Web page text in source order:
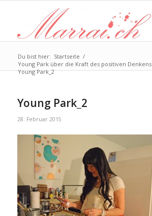
Du bist hier: Startseite /
Young Park über die Kraft des positiven Denkens
Young Park_2
Young Park_2
28. Februar 2015